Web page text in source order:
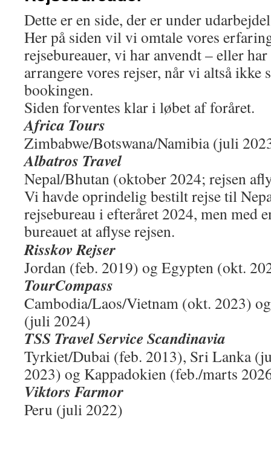
Dette er en side, der er under
Her på siden vil vi omtale vores
rejsebureauer, vi har anvendt – eller
arrangere vores rejser, når vi altså ikke
bookingen.
Siden forventes klar i løbet af foråret.
Africa Tours
Zimbabwe/Botswana/Namibia (juli
Albatros Travel
Nepal/Bhutan (oktober 2024; rejsen
Vi havde oprindelig bestilt rejse til
rejsebureau i efteråret 2024, men med
bureauet at aflyse rejsen.
Risskov Rejser
Jordan (feb. 2019) og Egypten (okt.
TourCompass
Cambodia/Laos/Vietnam (okt. 2023)
(juli 2024)
TSS Travel Service Scandinavia
Tyrkiet/Dubai (feb. 2013), Sri Lanka
2023) og Kappadokien (feb./marts
Viktors Farmor
Peru (juli 2022)